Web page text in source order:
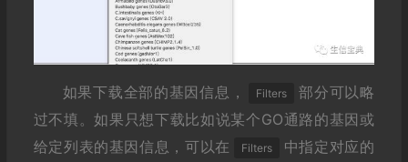
如果下载全部的基因信息， Filters
部分可以略
过不填。如果只想下载比如说某个GO通路的基因或
给定列表的基因信息，可以在
Filters 中指定对应的